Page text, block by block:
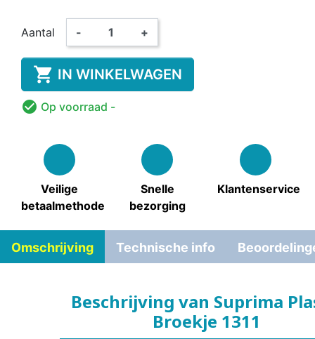
Aantal - +
 IN WINKELWAGEN
 Op voorraad -
Veilige
betaalmethode
Snelle
bezorging
Klantenservice
Omschrijving Technische info
Beschrijving van Suprima
Broekje 1311